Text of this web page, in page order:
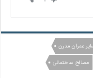
عمران مدرن
مصالح ساختمانی